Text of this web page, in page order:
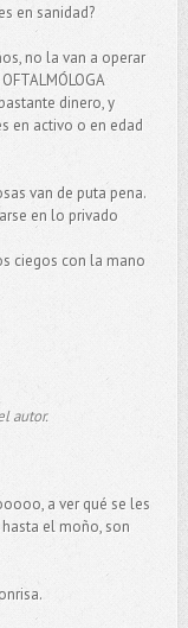
en sanidad?
no la van a operar
dinero, y
en activo o en edad
van de puta pena.
en lo privado
ciegos con la mano
autor.
a ver qué se les
el moño, son